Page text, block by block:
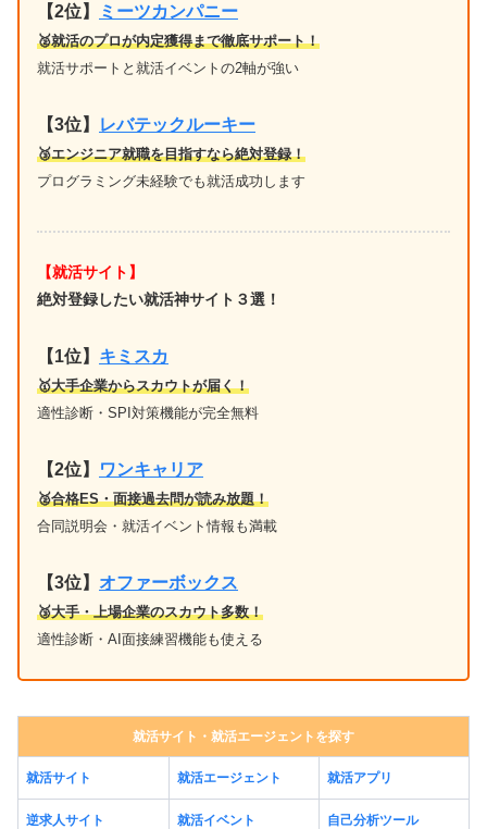
【2位】 ミーツカンパニー
🥈就活のプロが内定獲得まで徹底サポート！
就活サポートと就活イベントの2軸が強い
【3位】 レバテックルーキー
🥉エンジニア就職を目指すなら絶対登録！
プログラミング未経験でも就活成功します
【就活サイト】
絶対登録したい就活神サイト３選！
【1位】 キミスカ
🥇大手企業からスカウトが届く！
適性診断・SPI対策機能が完全無料
【2位】 ワンキャリア
🥈合格ES・面接過去問が読み放題！
合同説明会・就活イベント情報も満載
【3位】 オファーボックス
🥉大手・上場企業のスカウト多数！
適性診断・AI面接練習機能も使える
就活サイト・就活エージェントを探す
就活サイト 就活エージェント 就活アプリ
逆求人サイト 就活イベント 自己分析ツール